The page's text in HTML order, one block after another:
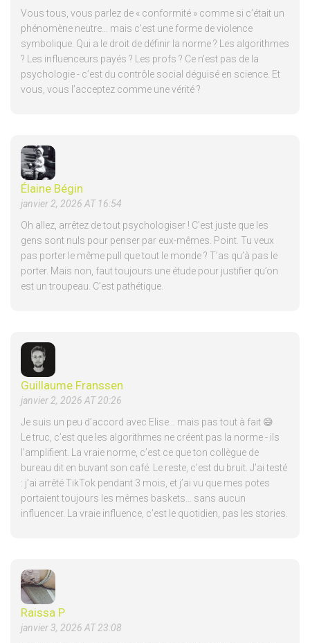
Vous tous, vous parlez de « conformité » comme si c’était un
phénomène neutre… mais c’est une forme de violence
symbolique. Qui a le droit de définir la norme ? Les algorithmes
? Les influenceurs payés ? Les profs ? Ce n’est pas de la
psychologie - c’est du contrôle social déguisé en science. Et
vous, vous l’acceptez comme une vérité ?
Élaine Bégin
janvier 2, 2026 AT 16:54
Oh allez, arrêtez de tout psychologiser ! C’est juste que les
gens sont nuls pour penser par eux-mêmes. Point. Tu veux
pas porter le même pull que tout le monde ? T’as qu’à pas le
porter. Mais non, faut toujours une étude pour justifier qu’on
est un troupeau. C’est pathétique.
Guillaume Franssen
janvier 2, 2026 AT 20:26
Je suis un peu d’accord avec Elise… mais pas tout à fait 😅
Le truc, c’est que les algorithmes ne créent pas la norme - ils
l’amplifient. La vraie norme, c’est ce que ton collègue de
bureau dit en buvant son café. Le reste, c’est du bruit. J’ai testé
: j’ai arrêté TikTok pendant 3 mois, et j’ai vu que mes potes
portaient toujours les mêmes baskets… sans aucun
influencer. La vraie influence, c’est le quotidien, pas les stories.
Raissa P
janvier 3, 2026 AT 23:08